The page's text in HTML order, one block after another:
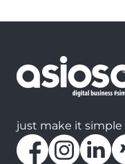
just make it simple